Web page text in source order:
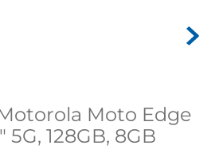
Moto Edge
5G, 128GB, 8GB